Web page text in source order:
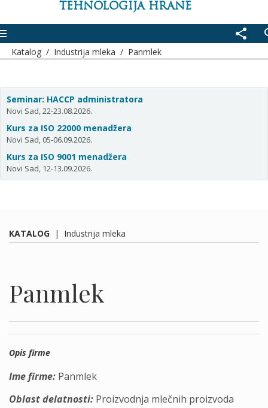
TEHNOLOGIJA HRANE
share
Katalog / Industrija mleka / Panmlek
Seminar: HACCP administratora
Novi Sad, 22-23.08.2026.
Kurs za ISO 22000 menadžera
Novi Sad, 05-06.09.2026.
Kurs za ISO 9001 menadžera
Novi Sad, 12-13.09.2026.
KATALOG | Industrija mleka
Panmlek
Opis firme
Ime firme: Panmlek
Oblast delatnosti: Proizvodnja mlečnih proizvoda